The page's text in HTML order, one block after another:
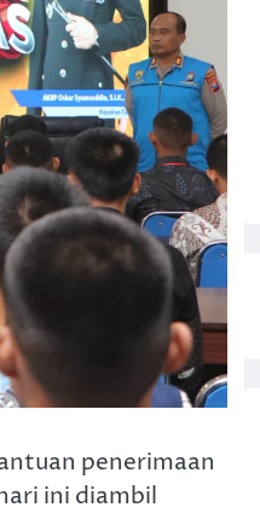
penerimaan
ini diambil